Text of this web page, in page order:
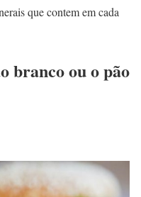
que contem em cada
branco ou o pão